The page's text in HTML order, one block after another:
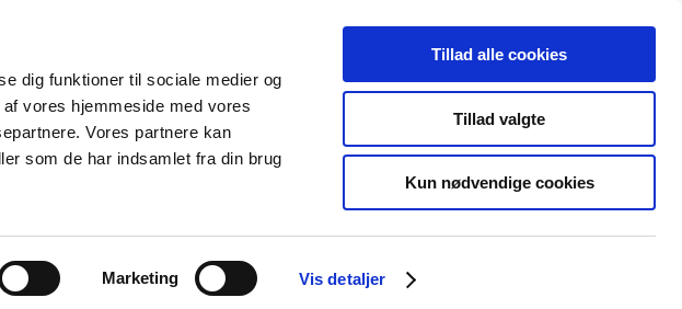
dig funktioner til sociale medier og
vores hjemmeside med vores
Vores partnere kan
som de har indsamlet fra din brug
Marketing Vis detaljer
Tillad alle cookies
Tillad valgte
Kun nødvendige cookies
Om os Kontakt Udgivelser
og salg af
Medicinsk
Særlige
produktområder